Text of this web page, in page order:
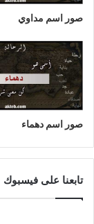
صور اسم مداوي
صور اسم دهماء
تابعنا على فيسبوك